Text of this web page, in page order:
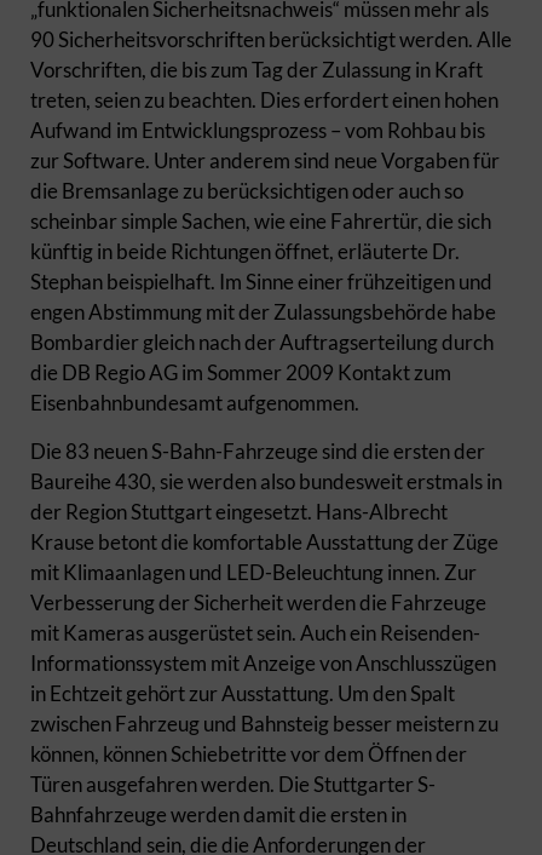
„funktionalen Sicherheitsnachweis“ müssen mehr als
90 Sicherheitsvorschriften berücksichtigt werden. Alle
Vorschriften, die bis zum Tag der Zulassung in Kraft
treten, seien zu beachten. Dies erfordert einen hohen
Aufwand im Entwicklungsprozess – vom Rohbau bis
zur Software. Unter anderem sind neue Vorgaben für
die Bremsanlage zu berücksichtigen oder auch so
scheinbar simple Sachen, wie eine Fahrertür, die sich
künftig in beide Richtungen öffnet, erläuterte Dr.
Stephan beispielhaft. Im Sinne einer frühzeitigen und
engen Abstimmung mit der Zulassungsbehörde habe
Bombardier gleich nach der Auftragserteilung durch
die DB Regio AG im Sommer 2009 Kontakt zum
Eisenbahnbundesamt aufgenommen.
Die 83 neuen S-Bahn-Fahrzeuge sind die ersten der
Baureihe 430, sie werden also bundesweit erstmals in
der Region Stuttgart eingesetzt. Hans-Albrecht
Krause betont die komfortable Ausstattung der Züge
mit Klimaanlagen und LED-Beleuchtung innen. Zur
Verbesserung der Sicherheit werden die Fahrzeuge
mit Kameras ausgerüstet sein. Auch ein Reisenden-
Informationssystem mit Anzeige von Anschlusszügen
in Echtzeit gehört zur Ausstattung. Um den Spalt
zwischen Fahrzeug und Bahnsteig besser meistern zu
können, können Schiebetritte vor dem Öffnen der
Türen ausgefahren werden. Die Stuttgarter S-
Bahnfahrzeuge werden damit die ersten in
Deutschland sein, die die Anforderungen der